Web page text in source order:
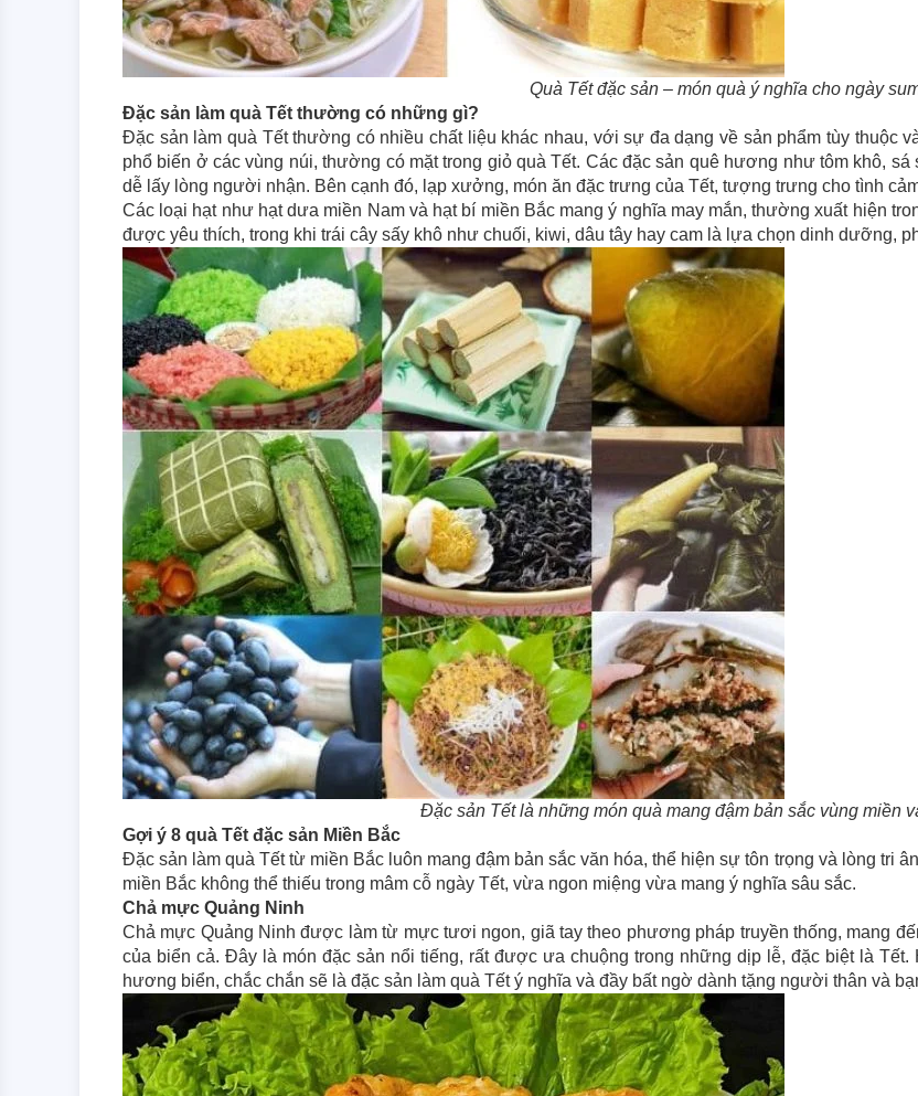
Quà Tết đặc sản – món quà ý nghĩa cho ngày
Đặc sản làm quà Tết thường có những gì?
Đặc sản làm quà Tết thường có nhiều chất liệu khác nhau, với sự đa dạng về sản phẩm tùy thuộc
phổ biến ở các vùng núi, thường có mặt trong giỏ quà Tết. Các đặc sản quê hương như tôm khô,
dễ lấy lòng người nhận. Bên cạnh đó, lạp xưởng, món ăn đặc trưng của Tết, tượng trưng cho tình
Các loại hạt như hạt dưa miền Nam và hạt bí miền Bắc mang ý nghĩa may mắn, thường xuất hiện
được yêu thích, trong khi trái cây sấy khô như chuối, kiwi, dâu tây hay cam là lựa chọn dinh dưỡng,
Đặc sản Tết là những món quà mang đậm bản sắc vùng miền
Gợi ý 8 quà Tết đặc sản Miền Bắc
Đặc sản làm quà Tết từ miền Bắc luôn mang đậm bản sắc văn hóa, thể hiện sự tôn trọng và lòng tri
miền Bắc không thể thiếu trong mâm cỗ ngày Tết, vừa ngon miệng vừa mang ý nghĩa sâu sắc.
Chả mực Quảng Ninh
Chả mực Quảng Ninh được làm từ mực tươi ngon, giã tay theo phương pháp truyền thống, mang
của biển cả. Đây là món đặc sản nổi tiếng, rất được ưa chuộng trong những dịp lễ, đặc biệt là
hương biển, chắc chắn sẽ là đặc sản làm quà Tết ý nghĩa và đầy bất ngờ dành tặng người thân và